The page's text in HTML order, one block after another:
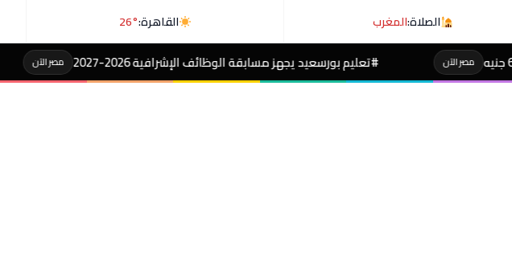
الصلاة:المغرب القاهرة:26°
#تعليم بورسعيد يجهز مسابقة الوظائف الإشرافية 2026-2027 مصر الآن